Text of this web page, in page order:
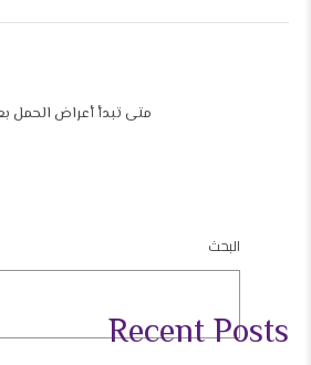
متى تبدأ أعراض الحمل
البحث
Recent Posts